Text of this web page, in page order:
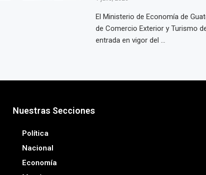
El Ministerio de Economía de
de Comercio Exterior y Turismo
entrada en vigor del ...
Nuestras Secciones
Política
Nacional
Economía